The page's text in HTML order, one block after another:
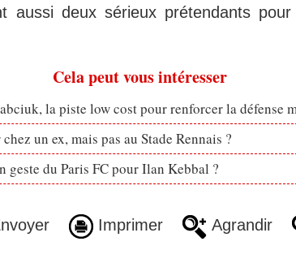
aussi deux sérieux prétendants
Cela peut vous intéresser
la piste low cost pour renforcer la défense
un ex, mais pas au Stade Rennais ?
geste du Paris FC pour Ilan Kebbal ?
Imprimer Agrandir